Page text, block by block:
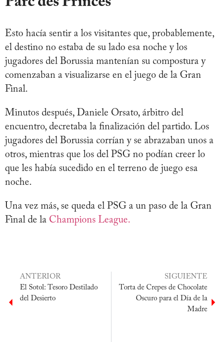
Esto hacía sentir a los visitantes que, probablemente,
el destino no estaba de su lado esa noche y los
jugadores del Borussia mantenían su compostura y
comenzaban a visualizarse en el juego de la Gran
Final.
Minutos después, Daniele Orsato, árbitro del
encuentro, decretaba la finalización del partido. Los
jugadores del Borussia corrían y se abrazaban unos a
otros, mientras que los del PSG no podían creer lo
que les había sucedido en el terreno de juego esa
noche.
Una vez más, se queda el PSG a un paso de la Gran
Final de la Champions League.
ANTERIOR
El Sotol: Tesoro Destilado
del Desierto
SIGUIENTE
Torta de Crepes de Chocolate
Oscuro para el Día de la
Madre